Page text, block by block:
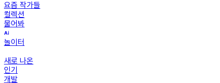
요즘 작가들
컬렉션
물어봐
놀이터
새로 나온
인기
개발